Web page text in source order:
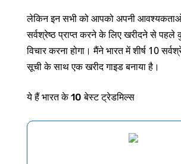
लेकिन इन सभी को आपको अपनी
सर्वश्रेष्ठ प्राप्त करने के लिए खरीदने से पहले
विचार करना होगा। मैंने भारत में शीर्ष 10
सूची के साथ एक खरीद गाइड बनाया है।
ये हैं भारत के 10बेस्ट ट्रेडमिल्स